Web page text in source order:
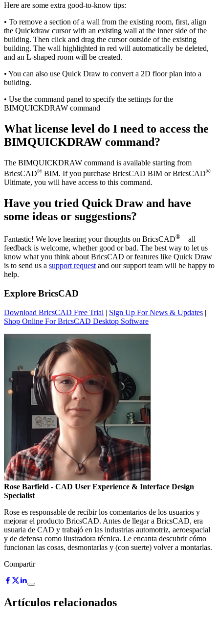
Here are some extra good-to-know tips:
• To remove a section of a wall from the existing room, first, align
the Quickdraw cursor with an existing wall at the inner side of the
building. Then click and drag the cursor outside of the existing
building. The wall highlighted in red will automatically be deleted,
and an L-shaped room will be created.
• You can also use Quick Draw to convert a 2D floor plan into a
building.
• Use the command panel to specify the settings for the
BIMQUICKDRAW command
What license level do I need to access the
BIMQUICKDRAW command?
The BIMQUICKDRAW command is available starting from
BricsCAD® BIM. If you purchase BricsCAD BIM or BricsCAD®
Ultimate, you will have access to this command.
Have you tried Quick Draw and have
some ideas or suggestions?
Fantastic! We love hearing your thoughts on BricsCAD® – all
feedback is welcome, whether good or bad. The best way to let us
know what you think about BricsCAD or features like Quick Draw
is to send us a support request and our support team will be happy to
help.
Explore BricsCAD
Download BricsCAD Free Trial | Sign Up For News & Updates |
Shop Online For BricsCAD Desktop Software
Rose Barfield - CAD User Experience & Interface Design
Specialist
Rose es responsable de recibir los comentarios de los usuarios y
mejorar el producto BricsCAD. Antes de llegar a BricsCAD, era
usuaria de CAD y trabajó en las industrias automotriz, aeroespacial
y de defensa como ilustradora técnica. Le encanta descubrir cómo
funcionan las cosas, desmontarlas y (con suerte) volver a montarlas.
Compartir
Artículos relacionados